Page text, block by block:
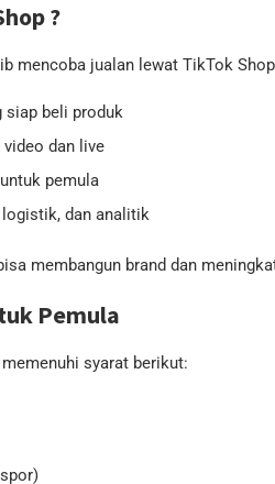
?
mencoba jualan lewat TikTok
siap beli produk
video dan live
pemula
dan analitik
membangun brand dan
Pemula
syarat berikut: